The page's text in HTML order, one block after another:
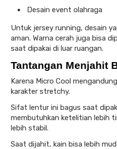
Desain event olahraga
Untuk jersey running, desain
aman. Warna cerah juga bisa
saat dipakai di luar ruangan.
Tantangan Menjahit
Karena Micro Cool
karakter stretchy.
Sifat lentur ini bagus saat
membutuhkan ketelitian lebih
lebih stabil.
Saat dijahit, kain bisa lebih